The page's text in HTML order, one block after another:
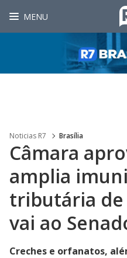
MENU
Noticias R7 Brasília
Câmara
amplia
tributária
vai ao
Creches e orfanatos,